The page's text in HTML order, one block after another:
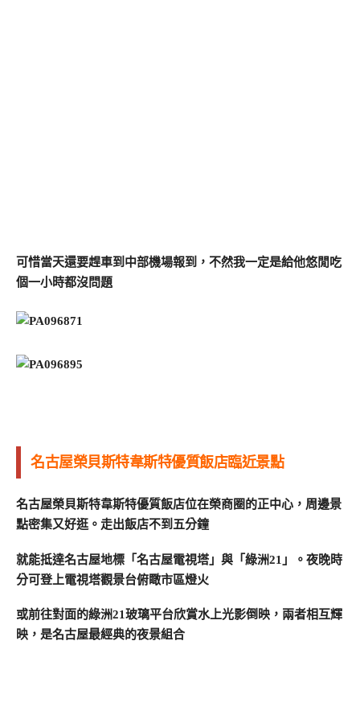
可惜當天還要趕車到中部機場報到，不然我一定是給他悠閒吃
個一小時都沒問題
名古屋榮貝斯特韋斯特優質飯店臨近景點
名古屋榮貝斯特韋斯特優質飯店位在榮商圈的正中心，周邊景
點密集又好逛。走出飯店不到五分鐘
就能抵達名古屋地標「名古屋電視塔」與「綠洲21」。夜晚時
分可登上電視塔觀景台俯瞰市區燈火
或前往對面的綠洲21玻璃平台欣賞水上光影倒映，兩者相互輝
映，是名古屋最經典的夜景組合